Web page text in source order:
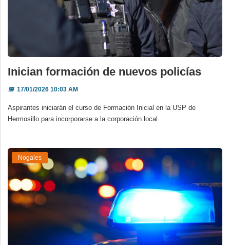
Inician formación de nuevos policías
📅17/01/2026 10:03 AM
Aspirantes iniciarán el curso de Formación Inicial en la USP de
Hermosillo para incorporarse a la corporación local
Nogales